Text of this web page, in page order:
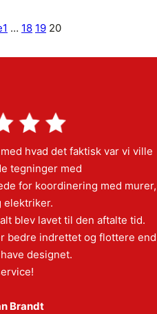
1 … 18 19 20
hvad det faktisk var vi ville
tegninger med
for koordinering med murer,
elektriker.
blev lavet til den aftalte tid.
bedre indrettet og flottere end
designet.
Brandt